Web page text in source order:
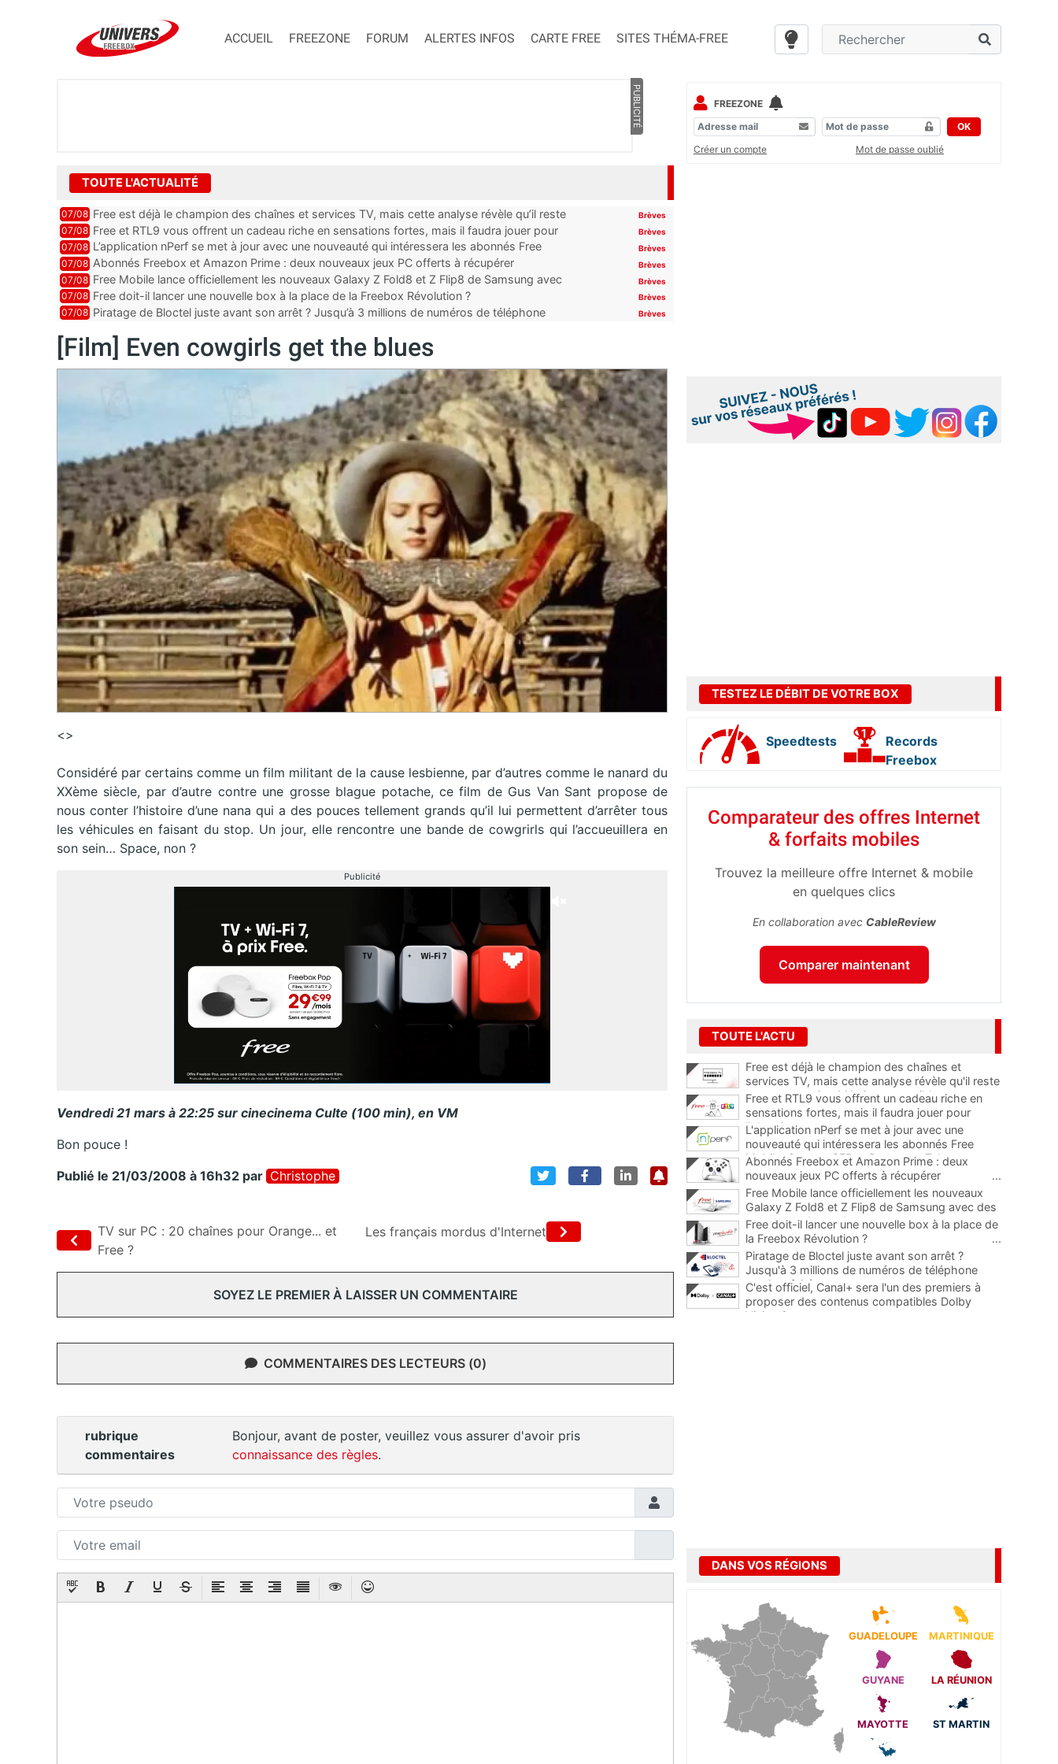
ACCUEIL FREEZONE FORUM ALERTES INFOS CARTE FREE SITES THÉMA-FREE
PUBLICITÉ
TOUTE L'ACTUALITÉ
07/08 Free est déjà le champion des chaînes et services TV, mais cette analyse révèle qu’il reste
encore au moin...
Brèves
07/08 Free et RTL9 vous offrent un cadeau riche en sensations fortes, mais il faudra jouer pour
l’obtenir
Brèves
07/08 L’application nPerf se met à jour avec une nouveauté qui intéressera les abonnés Free
Mobile, Orange, SFR ...
Brèves
07/08 Abonnés Freebox et Amazon Prime : deux nouveaux jeux PC offerts à récupérer Brèves
07/08 Free Mobile lance officiellement les nouveaux Galaxy Z Fold8 et Z Flip8 de Samsung avec
des promos et des cadeaux
Brèves
07/08 Free doit-il lancer une nouvelle box à la place de la Freebox Révolution ? Brèves
07/08 Piratage de Bloctel juste avant son arrêt ? Jusqu’à 3 millions de numéros de téléphone
Brèves
[Film] Even cowgirls get the blues
<>
Considéré par certains comme un film militant de la cause lesbienne, par d’autres comme le nanard du
XXème siècle, par d’autre contre une grosse blague potache, ce film de Gus Van Sant propose de
nous conter l’histoire d’une nana qui a des pouces tellement grands qu’il lui permettent d’arrêter tous
les véhicules en faisant du stop. Un jour, elle rencontre une bande de cowgrirls qui l’accueuillera en
son sein… Space, non ?
Publicité
Vendredi 21 mars à 22:25 sur cinecinema Culte (100 min), en VM
Bon pouce !
Publié le 21/03/2008 à 16h32 par Christophe
TV sur PC : 20 chaînes pour Orange... et
Free ?
Les français mordus d'Internet
SOYEZ LE PREMIER À LAISSER UN COMMENTAIRE
COMMENTAIRES DES LECTEURS (0)
rubrique
commentaires
Bonjour, avant de poster, veuillez vous assurer d'avoir pris
connaissance des règles.
FREEZONE
OK
Créer un compte
Mot de passe oublié
TESTEZ LE DÉBIT DE VOTRE BOX
Speedtests
Records
Freebox
Comparateur des offres Internet
& forfaits mobiles
Trouvez la meilleure offre Internet & mobile
en quelques clics
En collaboration avec CableReview
Comparer maintenant
TOUTE L'ACTU
Free est déjà le champion des chaînes et
services TV, mais cette analyse révèle qu'il reste
encore au moins 141 ajouts possibles
Free et RTL9 vous offrent un cadeau riche en
sensations fortes, mais il faudra jouer pour
l'obtenir
L'application nPerf se met à jour avec une
nouveauté qui intéressera les abonnés Free
Mobile, Orange, SFR et Bouygues Telecom
Abonnés Freebox et Amazon Prime : deux
nouveaux jeux PC offerts à récupérer
...
Free Mobile lance officiellement les nouveaux
Galaxy Z Fold8 et Z Flip8 de Samsung avec des
promos et des cadeaux
...
Free doit-il lancer une nouvelle box à la place de
la Freebox Révolution ?
...
Piratage de Bloctel juste avant son arrêt ?
Jusqu'à 3 millions de numéros de téléphone
auraient fuité
C'est officiel, Canal+ sera l'un des premiers à
proposer des contenus compatibles Dolby
Vision 2
DANS VOS RÉGIONS
GUADELOUPE MARTINIQUE
GUYANE LA RÉUNION
MAYOTTE ST MARTIN